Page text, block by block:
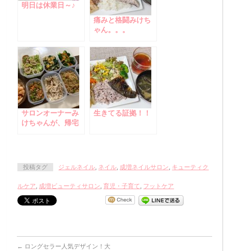
明日は休業日～♪
痛みと格闘みけち
ゃん。。。
サロンオーナーみ
けちゃんが、帰宅
生きてる証拠！！
投稿タグ ジェルネイル, ネイル, 成増ネイルサロン, キューティク
ルケア, 成増ビューティサロン,育児・子育て, フットケア
← ロングセラー人気デザイン！大